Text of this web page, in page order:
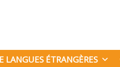
LANGUES ÉTRANGÈRES